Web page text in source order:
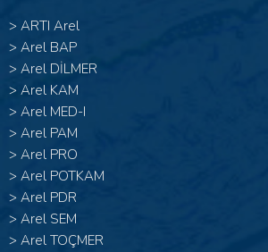
> ARTI Arel
> Arel BAP
> Arel DİLMER
> Arel KAM
> Arel MED-I
> Arel PAM
> Arel PRO
> Arel POTKAM
> Arel PDR
> Arel SEM
> Arel TOÇMER